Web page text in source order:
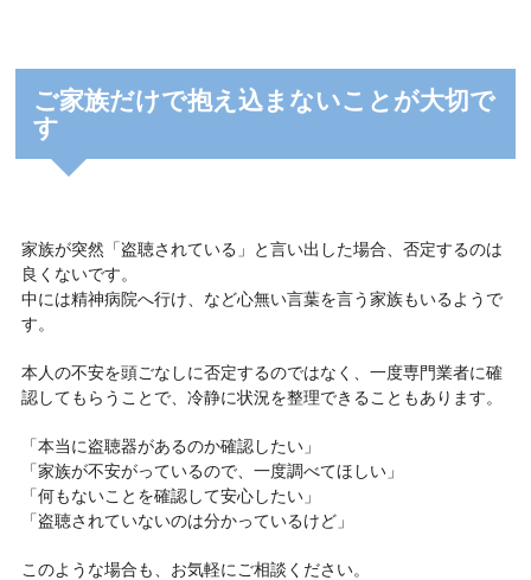
ご家族だけで抱え込まないことが大切で
す
家族が突然「盗聴されている」と言い出した場合、否定するのは
良くないです。
中には精神病院へ行け、など心無い言葉を言う家族もいるようで
す。
本人の不安を頭ごなしに否定するのではなく、一度専門業者に確
認してもらうことで、冷静に状況を整理できることもあります。
「本当に盗聴器があるのか確認したい」
「家族が不安がっているので、一度調べてほしい」
「何もないことを確認して安心したい」
「盗聴されていないのは分かっているけど」
このような場合も、お気軽にご相談ください。